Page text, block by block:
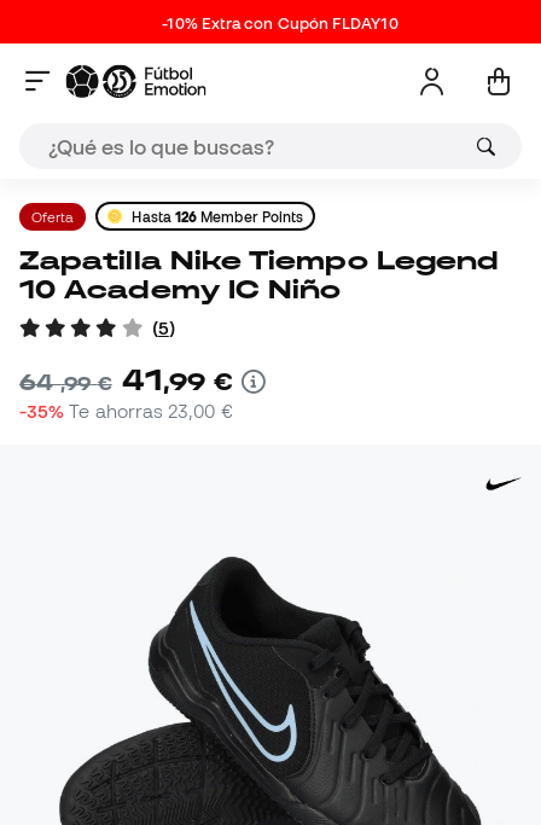
-10% Extra con Cupón FLDAY10
Oferta Hasta 126 Member Points
Zapatilla Nike Tiempo Legend
10 Academy IC Niño
(5)
64,99 € 41,99 €
-35% Te ahorras 23,00 €